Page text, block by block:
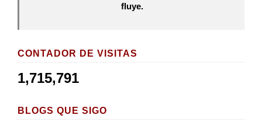
fluye.
CONTADOR DE VISITAS
1,715,791
BLOGS QUE SIGO